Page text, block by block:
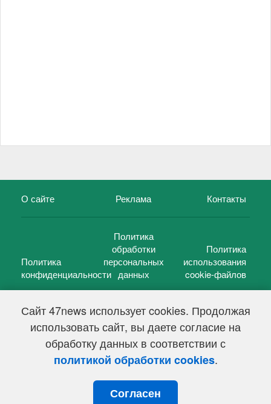
Сайт 47news использует cookies. Продолжая
использовать сайт, вы даете согласие на
обработку данных в соответствии с
политикой обработки cookies.
Согласен
О сайте Реклама Контакты
Политика
конфиденциальности
Политика
обработки
персональных
данных
Политика
использования
cookie-файлов
47 новостей (47 news)2005 — 2026 г.
Свидетельство о регистрации СМИ Эл № ФС 77-39848, выдано
Федеральной службой по надзору в сфере связи,
информационных технологий и массовых коммуникаций